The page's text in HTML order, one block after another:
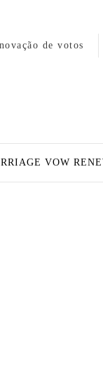
de votos
VOW